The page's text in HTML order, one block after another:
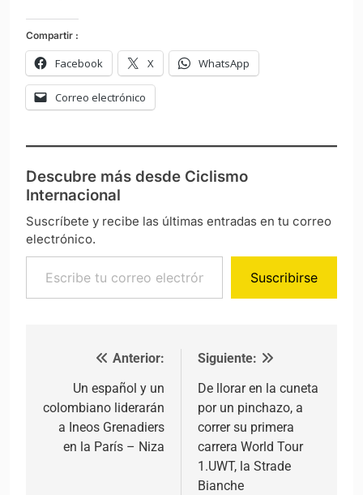
Compartir :
Facebook X WhatsApp
Correo electrónico
Descubre más desde Ciclismo
Internacional
Suscríbete y recibe las últimas entradas en tu correo
electrónico.
Escribe tu correo electrónico…
Suscribirse
Navegación de entradas
Anterior:
Un español y un
colombiano liderarán
a Ineos Grenadiers
en la París – Niza
Siguiente:
De llorar en la cuneta
por un pinchazo, a
correr su primera
carrera World Tour
1.UWT, la Strade
Bianche